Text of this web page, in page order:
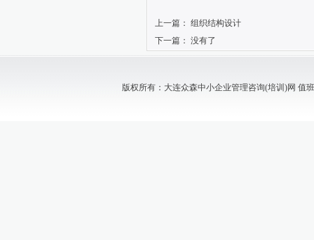
上一篇： 组织结构设计
下一篇： 没有了
版权所有：大连众森中小企业管理咨询(培训)网 值